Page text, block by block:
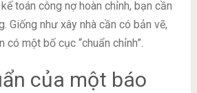
toán công nợ hoàn chỉnh, bạn cần
Giống như xây nhà cần có bản vẽ,
có một bố cục “chuẩn chỉnh”.
của một báo